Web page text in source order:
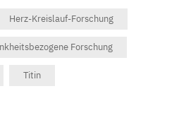
Herz-Kreislauf-Forschung
Forschung
Titin